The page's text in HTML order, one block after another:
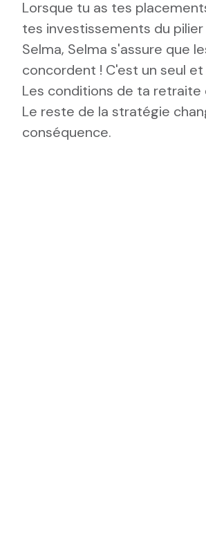
Lorsque tu as tes
tes investissements du pilier
Selma, Selma s'assure que
concordent ! C'est un seul
Les conditions de ta retraite
Le reste de la stratégie
conséquence.